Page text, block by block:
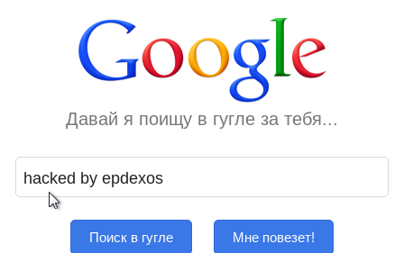
Давай я поищу в гугле за тебя...
Поиск в гугле Мне повезет!